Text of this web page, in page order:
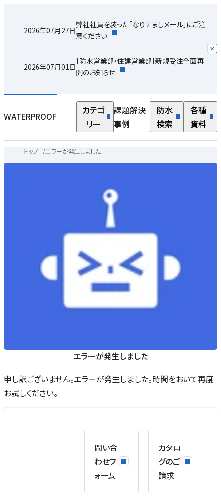
2026年07月27日
弊社社員を装った「なりすましメール」にご注
意ください
2026年07月01日
［防水営業部・住建営業部］新規受注全面再
開のお知らせ
WATERPROOF
カテゴ
リー
課題解決
事例
防水
検索
各種
資料
トップ /エラーが発生しました
エラーが発生しました
申し訳ございません。エラーが発生しました。時間をおいて再度
お試しください。
問い合
わせフ
ォーム
カタロ
グのご
請求